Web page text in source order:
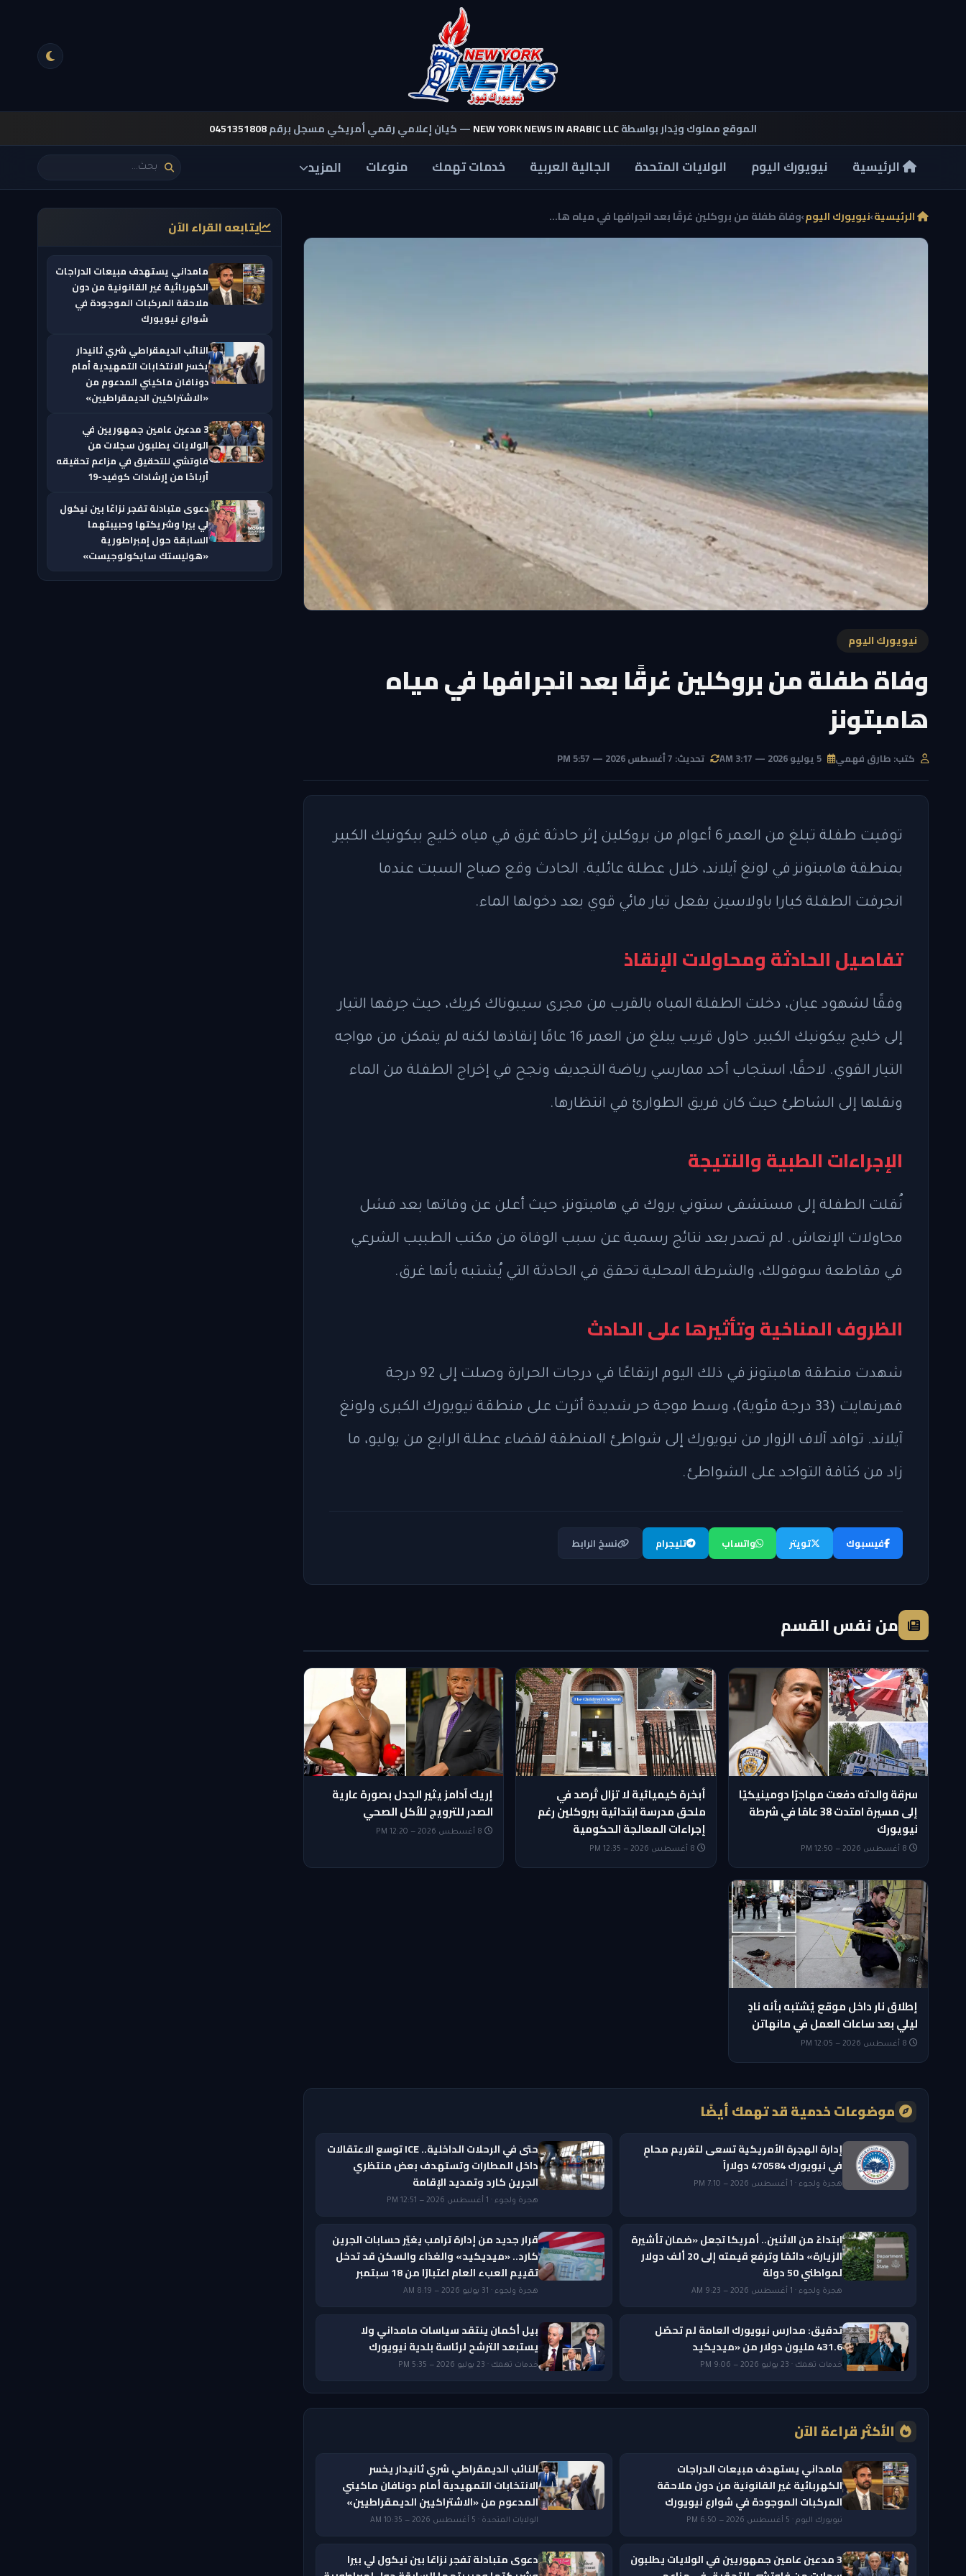
الموقع مملوك ويُدار بواسطةNEW YORK NEWS IN ARABIC LLC— كيان إعلامي رقمي أمريكي مسجل برقم0451351808
الرئيسية نيويورك اليوم الولايات المتحدة الجالية العربية خدمات تهمك منوعات المزيد
الرئيسية›نيويورك اليوم›وفاة طفلة من بروكلين غرقًا بعد انجرافها في مياه ها...
نيويورك اليوم
وفاة طفلة من بروكلين غرقًا بعد انجرافها في مياه
هامبتونز
كتب: طارق فهمي تحديث: 7 أغسطس 2026 — 5:57 PM
توفيت طفلة تبلغ من العمر 6 أعوام من بروكلين إثر حادثة غرق في مياه خليج بيكونيك الكبير
بمنطقة هامبتونز في لونغ آيلاند، خلال عطلة عائلية. الحادث وقع صباح السبت عندما
انجرفت الطفلة كيارا باولاسين بفعل تيار مائي قوي بعد دخولها الماء.
تفاصيل الحادثة ومحاولات الإنقاذ
وفقًا لشهود عيان، دخلت الطفلة المياه بالقرب من مجرى سيبوناك كريك، حيث جرفها التيار
إلى خليج بيكونيك الكبير. حاول قريب يبلغ من العمر 16 عامًا إنقاذها لكنه لم يتمكن من مواجه
التيار القوي. لاحقًا، استجاب أحد ممارسي رياضة التجديف ونجح في إخراج الطفلة من الماء
ونقلها إلى الشاطئ حيث كان فريق الطوارئ في انتظارها.
الإجراءات الطبية والنتيجة
نُقلت الطفلة إلى مستشفى ستوني بروك في هامبتونز، حيث أعلن عن وفاتها بعد فشل
محاولات الإنعاش. لم تصدر بعد نتائج رسمية عن سبب الوفاة من مكتب الطبيب الشرعي
في مقاطعة سوفولك، والشرطة المحلية تحقق في الحادثة التي يُشتبه بأنها غرق.
الظروف المناخية وتأثيرها على الحادث
شهدت منطقة هامبتونز في ذلك اليوم ارتفاعًا في درجات الحرارة وصلت إلى 92 درجة
فهرنهايت (33 درجة مئوية)، وسط موجة حر شديدة أثرت على منطقة نيويورك الكبرى ولونغ
آيلاند. توافد آلاف الزوار من نيويورك إلى شواطئ المنطقة لقضاء عطلة الرابع من يوليو، ما
زاد من كثافة التواجد على الشواطئ.
فيسبوك تويتر واتساب تليجرام نسخ الرابط
من نفس القسم
سرقة والدته دفعت مهاجرًا دومينيكيًا
إلى مسيرة امتدت 38 عامًا في شرطة
نيويورك
أبخرة كيميائية لا تزال تُرصد في
ملحق مدرسة ابتدائية ببروكلين رغم
إجراءات المعالجة الحكومية
إريك آدامز يثير الجدل بصورة عارية
الصدر للترويج للأكل الصحي
8 أغسطس 2026 — 12:20 PM
إطلاق نار داخل موقع يُشتبه بأنه نادٍ
ليلي بعد ساعات العمل في مانهاتن
موضوعات خدمية قد تهمك أيضًا
إدارة الهجرة الأمريكية تسعى لتغريم محامٍ
في نيويورك 470584 دولاراً
هجرة ولجوء · 1 أغسطس 2026 — 7:10 PM
حتى في الرحلات الداخلية.. ICE توسع الاعتقالات
داخل المطارات وتستهدف بعض منتظري
الجرين كارد وتمديد الإقامة
هجرة ولجوء · 1 أغسطس 2026 — 12:51 PM
ابتداءً من الاثنين.. أمريكا تجعل «ضمان تأشيرة
الزيارة» دائمًا وترفع قيمته إلى 20 ألف دولار
لمواطني 50 دولة
هجرة ولجوء · 1 أغسطس 2026 — 9:23 AM
قرار جديد من إدارة ترامب يغيّر حسابات الجرين
كارد.. «ميديكيد» والغذاء والسكن قد تدخل
تقييم العبء العام اعتبارًا من 18 سبتمبر
هجرة ولجوء · 31 يوليو 2026 — 8:19 AM
تدقيق: مدارس نيويورك العامة لم تحصّل
431.6 مليون دولار من «ميديكيد
خدمات تهمك · 23 يوليو 2026 — 9:06 PM
بيل أكمان ينتقد سياسات مامداني ولا
يستبعد الترشح لرئاسة بلدية نيويورك
خدمات تهمك · 23 يوليو 2026 — 5:35 PM
الأكثر قراءة الآن
مامداني يستهدف مبيعات الدراجات
الكهربائية غير القانونية من دون ملاحقة
المركبات الموجودة في شوارع نيويورك
نيويورك اليوم · 5 أغسطس 2026 — 6:50 PM
النائب الديمقراطي شري ثانيدار يخسر
الانتخابات التمهيدية أمام دونافان ماكيني
المدعوم من «الاشتراكيين الديمقراطيين»
الولايات المتحدة · 5 أغسطس 2026 — 10:35 AM
3 مدعين عامين جمهوريين في الولايات يطلبون
دعوى متبادلة تفجر نزاعًا بين نيكول لي بيرا
يتابعه القراء الآن
مامداني يستهدف مبيعات الدراجات
الكهربائية غير القانونية من دون
ملاحقة المركبات الموجودة في
شوارع نيويورك
النائب الديمقراطي شري ثانيدار
يخسر الانتخابات التمهيدية أمام
دونافان ماكيني المدعوم من
«الاشتراكيين الديمقراطيين»
3 مدعين عامين جمهوريين في
الولايات يطلبون سجلات من
فاوتشي للتحقيق في مزاعم تحقيقه
أرباحًا من إرشادات كوفيد-19
دعوى متبادلة تفجر نزاعًا بين نيكول
لي بيرا وشريكتها وحبيبتهما
السابقة حول إمبراطورية
«هوليستك سايكولوجيست»